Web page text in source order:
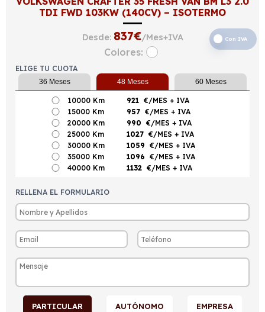
TDI FWD 103KW (140CV) – ISOTERMO
Desde: 837€/Mes+IVA Con IVA
Colores:
ELIGE TU CUOTA
36 Meses 48 Meses 60 Meses
10000 Km 921 €/MES + IVA
15000 Km
957 €/MES + IVA
20000 Km
990 €/MES + IVA
25000 Km
1027 €/MES + IVA
30000 Km
1059 €/MES + IVA
35000 Km
1096 €/MES + IVA
40000 Km
1132 €/MES + IVA
RELLENA EL FORMULARIO
PARTICULAR AUTÓNOMO EMPRESA